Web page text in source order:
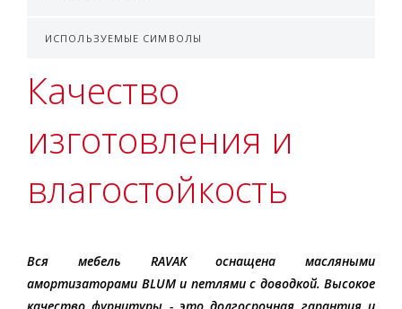
ИСПОЛЬЗУЕМЫЕ СИМВОЛЫ
Качество
изготовления и
влагостойкость
Вся мебель RAVAK оснащена масляными
амортизаторами BLUM и петлями с доводкой. Высокое